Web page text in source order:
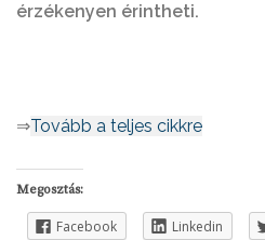
érzékenyen érintheti.
⇒Tovább a teljes cikkre
Megosztás:
Facebook Linkedin